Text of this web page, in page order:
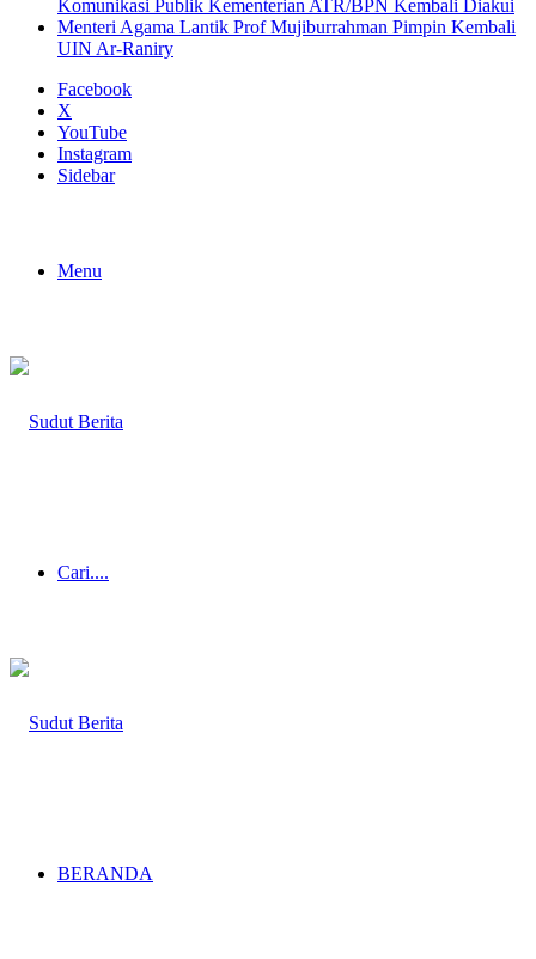
Komunikasi Publik Kementerian ATR/BPN Kembali Diakui
Menteri Agama Lantik Prof Mujiburrahman Pimpin Kembali
UIN Ar-Raniry
Facebook
X
YouTube
Instagram
Sidebar
Menu
Cari....
BERANDA